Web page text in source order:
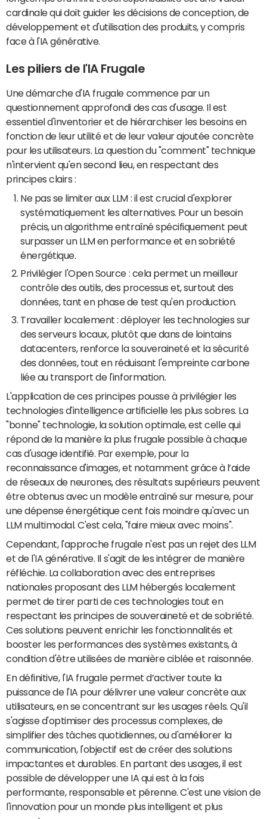
cardinale qui doit guider les décisions de conception, de
développement et d'utilisation des produits, y compris
face à l'IA générative.
Les piliers de l'IA Frugale
Une démarche d'IA frugale commence par un
questionnement approfondi des cas d'usage. Il est
essentiel d'inventorier et de hiérarchiser les besoins en
fonction de leur utilité et de leur valeur ajoutée concrète
pour les utilisateurs. La question du "comment" technique
n'intervient qu'en second lieu, en respectant des
principes clairs :
Ne pas se limiter aux LLM : il est crucial d'explorer
systématiquement les alternatives. Pour un besoin
précis, un algorithme entraîné spécifiquement peut
surpasser un LLM en performance et en sobriété
énergétique.
Privilégier l'Open Source : cela permet un meilleur
contrôle des outils, des processus et, surtout des
données, tant en phase de test qu'en production.
Travailler localement : déployer les technologies sur
des serveurs locaux, plutôt que dans de lointains
datacenters, renforce la souveraineté et la sécurité
des données, tout en réduisant l'empreinte carbone
liée au transport de l'information.
L'application de ces principes pousse à privilégier les
technologies d'intelligence artificielle les plus sobres. La
"bonne" technologie, la solution optimale, est celle qui
répond de la manière la plus frugale possible à chaque
cas d'usage identifié. Par exemple, pour la
reconnaissance d'images, et notamment grâce à l’aide
de réseaux de neurones, des résultats supérieurs peuvent
être obtenus avec un modèle entraîné sur mesure, pour
une dépense énergétique cent fois moindre qu'avec un
LLM multimodal. C'est cela, "faire mieux avec moins".
Cependant, l'approche frugale n'est pas un rejet des LLM
et de l'IA générative. Il s'agit de les intégrer de manière
réfléchie. La collaboration avec des entreprises
nationales proposant des LLM hébergés localement
permet de tirer parti de ces technologies tout en
respectant les principes de souveraineté et de sobriété.
Ces solutions peuvent enrichir les fonctionnalités et
booster les performances des systèmes existants, à
condition d'être utilisées de manière ciblée et raisonnée.
En définitive, l'IA frugale permet d’activer toute la
puissance de l'IA pour délivrer une valeur concrète aux
utilisateurs, en se concentrant sur les usages réels. Qu'il
s'agisse d'optimiser des processus complexes, de
simplifier des tâches quotidiennes, ou d'améliorer la
communication, l'objectif est de créer des solutions
impactantes et durables. En partant des usages, il est
possible de développer une IA qui est à la fois
performante, responsable et pérenne. C'est une vision de
l'innovation pour un monde plus intelligent et plus